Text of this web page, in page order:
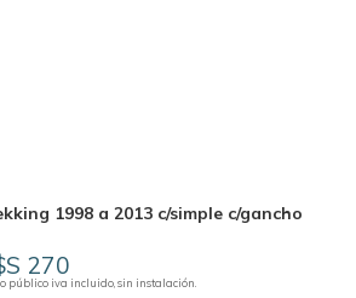
1998 a 2013 c/simple c/gancho
270
público iva incluido, sin instalación.